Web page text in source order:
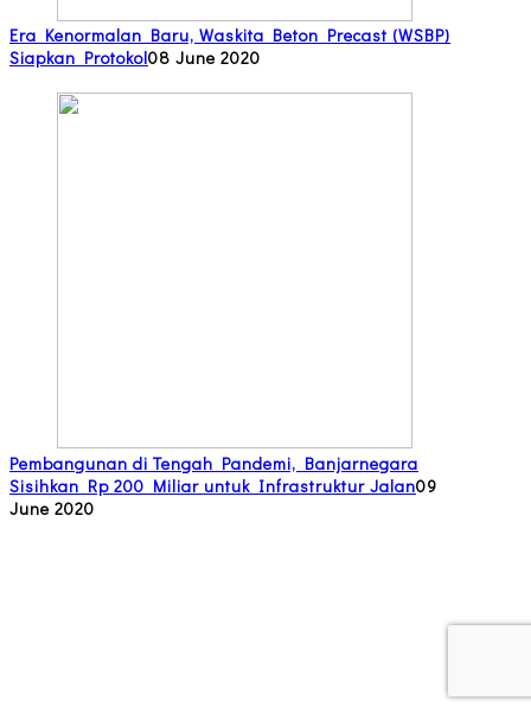
Era Kenormalan Baru, Waskita Beton Precast (WSBP)
Siapkan Protokol08 June 2020
Pembangunan di Tengah Pandemi, Banjarnegara
Sisihkan Rp 200 Miliar untuk Infrastruktur Jalan09
June 2020